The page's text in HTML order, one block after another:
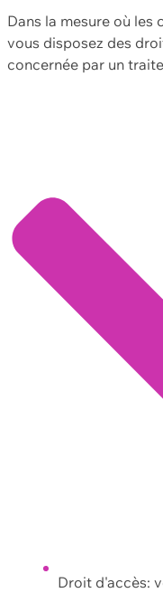
Dans la mesure où
vous disposez des
concernée par un
Droit d'accès: